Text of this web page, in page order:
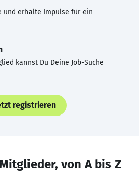
und erhalte Impulse für ein
kannst Du Deine Job-Suche
registrieren
von A bis Z